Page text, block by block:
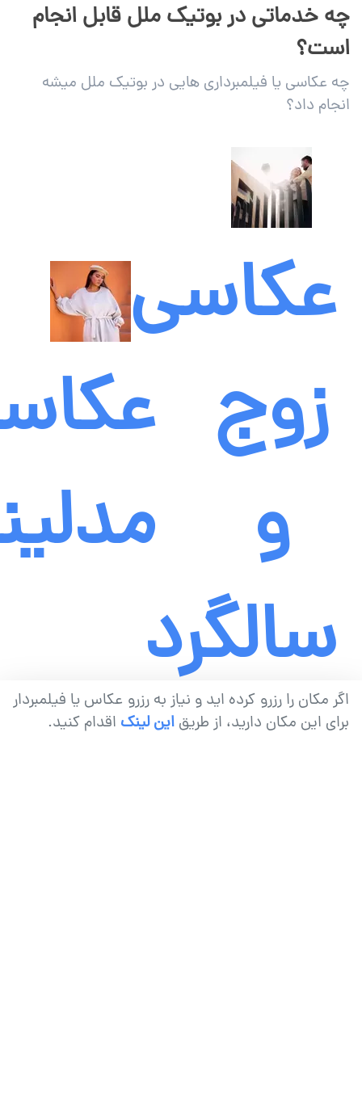
اگر مکان را رزرو کرده اید و نیاز به رزرو عکاس یا فیلمبردار
برای این مکان دارید، از طریق این لینک اقدام کنید.
چه خدماتی در بوتیک ملل قابل انجام
است؟
چه عکاسی یا فیلمبرداری هایی در بوتیک ملل میشه
انجام داد؟
عکاسی
زوج
و
سالگرد